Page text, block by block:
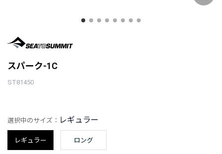
スパーク-1C
ST81450
選択中のサイズ： レギュラー
レギュラー ロング